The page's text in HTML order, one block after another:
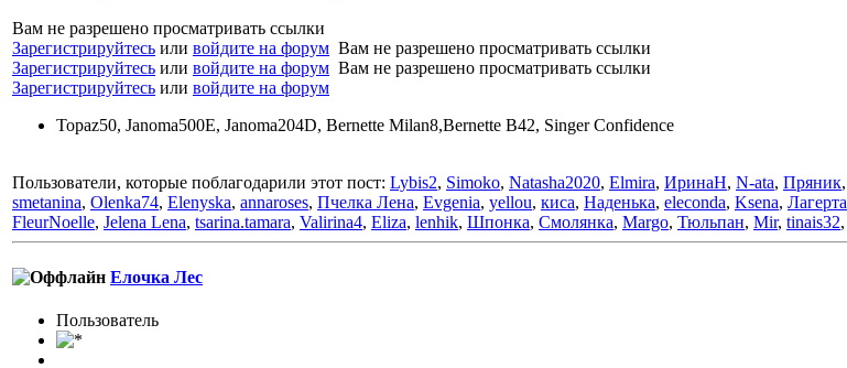
Вам не разрешено просматривать ссылки
Зарегистрируйтесь или войдите на форум Вам не разрешено просматривать ссылки
Зарегистрируйтесь или войдите на форум Вам не разрешено просматривать ссылки
Зарегистрируйтесь или войдите на форум
Topaz50, Janoma500E, Janoma204D, Bernette Milan8,Bernette B42, Singer Confidence
Пользователи, которые поблагодарили этот пост: Lybis2, Simoko, Natasha2020, Elmira, ИринаН, N-ata, Пряник,
smetanina, Olenka74, Elenyska, annaroses, Пчелка Лена, Evgenia, yellou, киса, Наденька, eleconda, Ksena, Лагерта
FleurNoelle, Jelena Lena, tsarina.tamara, Valirina4, Eliza, lenhik, Шпонка, Смолянка, Margo, Тюльпан, Mir, tinais32,
Елочка Лес
Пользоватeль